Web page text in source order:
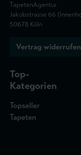
TapetenAgentur
Jakobstrasse 66
50678 Köln
Vertrag widerrufen
Top-
Kategorien
Topseller
Tapeten